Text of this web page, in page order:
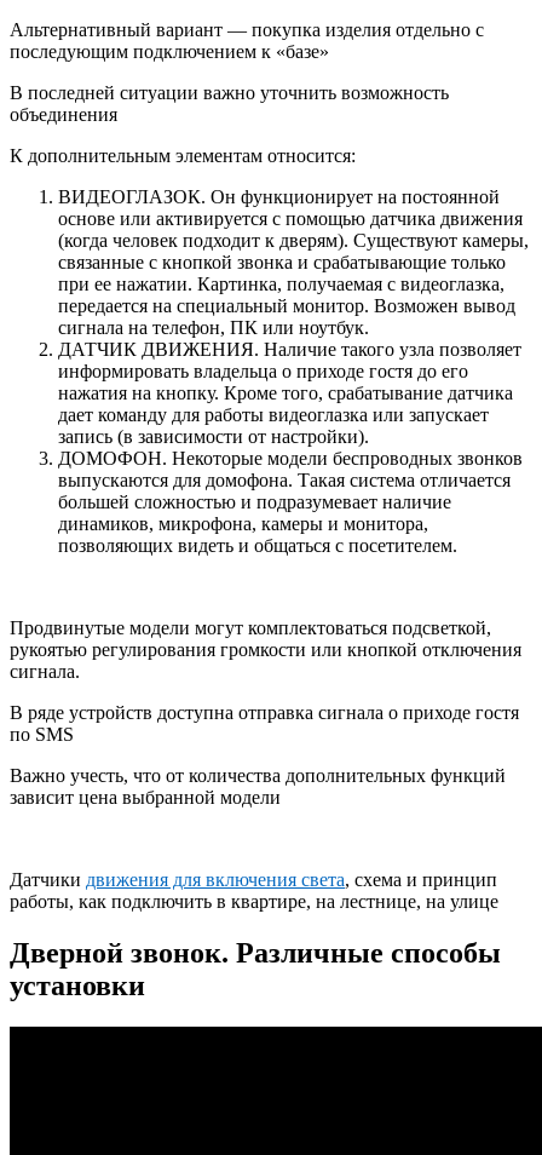
Альтернативный вариант — покупка изделия отдельно с
последующим подключением к «базе»
В последней ситуации важно уточнить возможность
объединения
К дополнительным элементам относится:
ВИДЕОГЛАЗОК. Он функционирует на постоянной
основе или активируется с помощью датчика движения
(когда человек подходит к дверям). Существуют камеры,
связанные с кнопкой звонка и срабатывающие только
при ее нажатии. Картинка, получаемая с видеоглазка,
передается на специальный монитор. Возможен вывод
сигнала на телефон, ПК или ноутбук.
ДАТЧИК ДВИЖЕНИЯ. Наличие такого узла позволяет
информировать владельца о приходе гостя до его
нажатия на кнопку. Кроме того, срабатывание датчика
дает команду для работы видеоглазка или запускает
запись (в зависимости от настройки).
ДОМОФОН. Некоторые модели беспроводных звонков
выпускаются для домофона. Такая система отличается
большей сложностью и подразумевает наличие
динамиков, микрофона, камеры и монитора,
позволяющих видеть и общаться с посетителем.
Продвинутые модели могут комплектоваться подсветкой,
рукоятью регулирования громкости или кнопкой отключения
сигнала.
В ряде устройств доступна отправка сигнала о приходе гостя
по SMS
Важно учесть, что от количества дополнительных функций
зависит цена выбранной модели
Датчики движения для включения света, схема и принцип
работы, как подключить в квартире, на лестнице, на улице
Дверной звонок. Различные способы
установки